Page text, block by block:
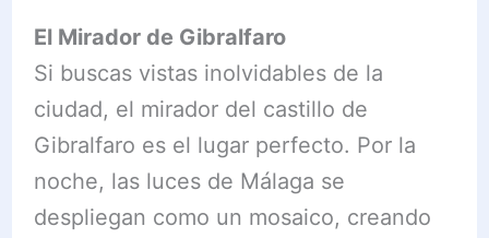
El Mirador de Gibralfaro
Si buscas vistas inolvidables de la
ciudad, el mirador del castillo de
Gibralfaro es el lugar perfecto. Por la
noche, las luces de Málaga se
despliegan como un mosaico, creando